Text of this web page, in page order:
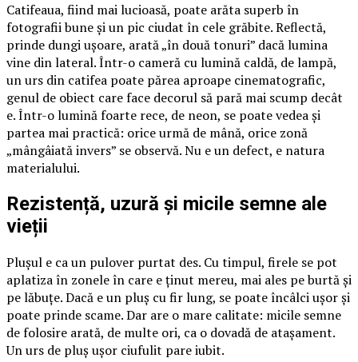
Catifeaua, fiind mai lucioasă, poate arăta superb în
fotografii bune și un pic ciudat în cele grăbite. Reflectă,
prinde dungi ușoare, arată „în două tonuri” dacă lumina
vine din lateral. Într-o cameră cu lumină caldă, de lampă,
un urs din catifea poate părea aproape cinematografic,
genul de obiect care face decorul să pară mai scump decât
e. Într-o lumină foarte rece, de neon, se poate vedea și
partea mai practică: orice urmă de mână, orice zonă
„mângâiată invers” se observă. Nu e un defect, e natura
materialului.
Rezistență, uzură și micile semne ale
vieții
Plușul e ca un pulover purtat des. Cu timpul, firele se pot
aplatiza în zonele în care e ținut mereu, mai ales pe burtă și
pe lăbuțe. Dacă e un pluș cu fir lung, se poate încâlci ușor și
poate prinde scame. Dar are o mare calitate: micile semne
de folosire arată, de multe ori, ca o dovadă de atașament.
Un urs de pluș ușor ciufulit pare iubit.